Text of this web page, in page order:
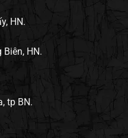
HN.
HN.
tp BN.